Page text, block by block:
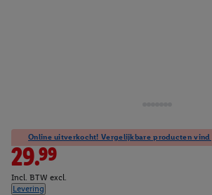
Online uitverkocht! Vergelijkbare producten vind
29.99
Incl. BTW excl.
Levering